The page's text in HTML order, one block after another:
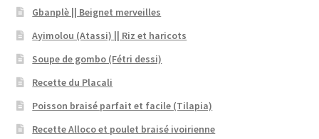
Gbanplè || Beignet merveilles
Ayimolou (Atassi) || Riz et haricots
Soupe de gombo (Fétri dessi)
Recette du Placali
Poisson braisé parfait et facile (Tilapia)
Recette Alloco et poulet braisé ivoirienne